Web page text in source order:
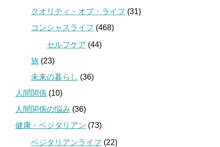
クオリティ・オブ・ライフ (31)
コンシャスライフ (468)
セルフケア (44)
旅 (23)
未来の暮らし (36)
人間関係 (10)
人間関係の悩み (36)
健康・ベジタリアン (73)
ベジタリアンライフ (22)